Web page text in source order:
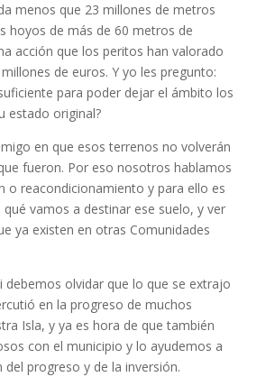
menos que 23 millones de metros
hoyos de más de 60 metros de
acción que los peritos han valorado
de euros. Y yo les pregunto:
para poder dejar el ámbito los
estado original?
en que esos terrenos no volverán
fueron. Por eso nosotros hablamos
o reacondicionamiento y para ello es
vamos a destinar ese suelo, y ver
ya existen en otras Comunidades
debemos olvidar que lo que se extrajo
en la progreso de muchos
Isla, y ya es hora de que también
con el municipio y lo ayudemos a
del progreso y de la inversión.